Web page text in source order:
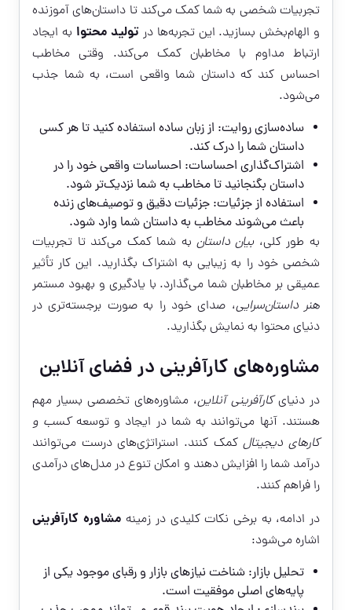
تجربیات شخصی به شما کمک می‌کند تا داستان‌های آموزنده
و الهام‌بخش بسازید. این تجربه‌ها در تولید محتوا به ایجاد
ارتباط مداوم با مخاطبان کمک می‌کند. وقتی مخاطب
احساس کند که داستان شما واقعی است، به شما جذب
می‌شود.
ساده‌سازی روایت: از زبان ساده استفاده کنید تا هر کسی
داستان شما را درک کند.
اشتراک‌گذاری احساسات: احساسات واقعی خود را در
داستان بگنجانید تا مخاطب به شما نزدیک‌تر شود.
استفاده از جزئیات: جزئیات دقیق و توصیف‌های زنده
باعث می‌شوند مخاطب به داستان شما وارد شود.
به طور کلی، بیان داستان به شما کمک می‌کند تا تجربیات
شخصی خود را به زیبایی به اشتراک بگذارید. این کار تأثیر
عمیقی بر مخاطبان شما می‌گذارد. با یادگیری و بهبود مستمر
هنر داستان‌سرایی، صدای خود را به صورت برجسته‌تری در
دنیای محتوا به نمایش بگذارید.
مشاوره‌های کارآفرینی در فضای آنلاین
در دنیایکارآفرینی آنلاین، مشاوره‌های تخصصی بسیار مهم
هستند. آنها می‌توانند به شما در ایجاد و توسعهکسب و
کارهای دیجیتالکمک کنند. استراتژی‌های درست می‌توانند
درآمد شما را افزایش دهند و امکان تنوع در مدل‌های درآمدی
را فراهم کنند.
در ادامه، به برخی نکات کلیدی در زمینه مشاوره کارآفرینی
اشاره می‌شود:
تحلیل بازار: شناخت نیازهای بازار و رقبای موجود یکی از
پایه‌های اصلی موفقیت است.